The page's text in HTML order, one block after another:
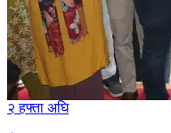
२ हफ्ता अघि